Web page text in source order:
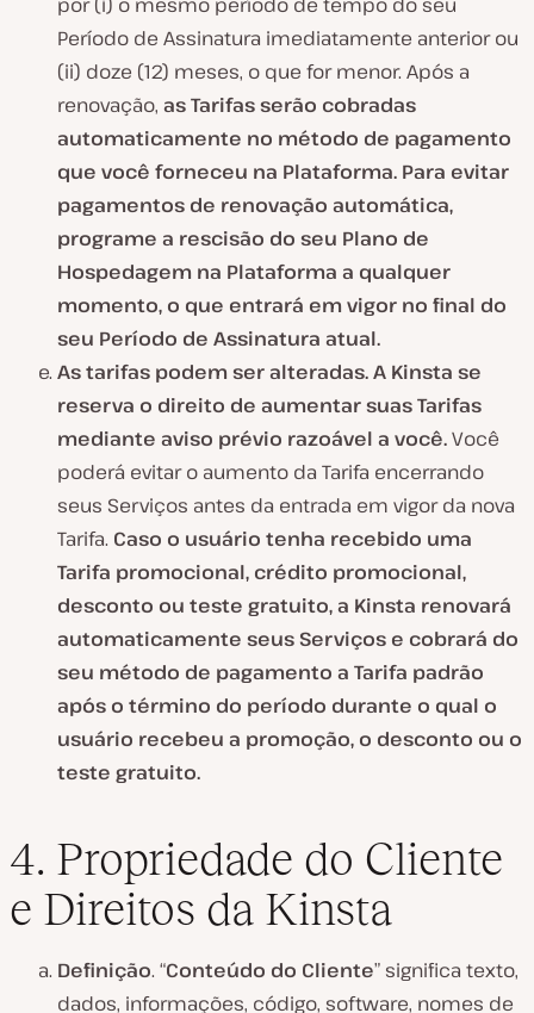
Período de Assinatura imediatamente anterior ou
(ii) doze (12) meses, o que for menor. Após a
renovação, as Tarifas serão cobradas
automaticamente no método de pagamento
que você forneceu na Plataforma. Para evitar
pagamentos de renovação automática,
programe a rescisão do seu Plano de
Hospedagem na Plataforma a qualquer
momento, o que entrará em vigor no final do
seu Período de Assinatura atual.
As tarifas podem ser alteradas. A Kinsta se
reserva o direito de aumentar suas Tarifas
mediante aviso prévio razoável a você.Você
poderá evitar o aumento da Tarifa encerrando
seus Serviços antes da entrada em vigor da nova
Tarifa. Caso o usuário tenha recebido uma
Tarifa promocional, crédito promocional,
desconto ou teste gratuito, a Kinsta renovará
automaticamente seus Serviços e cobrará do
seu método de pagamento a Tarifa padrão
após o término do período durante o qual o
usuário recebeu a promoção, o desconto ou o
teste gratuito.
4. Propriedade do Cliente
e Direitos da Kinsta
Definição. “Conteúdo do Cliente” significa texto,
dados, informações, código, software, nomes de